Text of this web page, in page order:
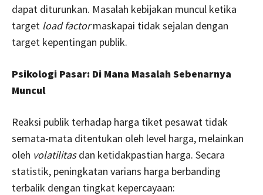
dapat diturunkan. Masalah kebijakan muncul ketika
target load factormaskapai tidak sejalan dengan
target kepentingan publik.
Psikologi Pasar: Di Mana Masalah Sebenarnya
Muncul
Reaksi publik terhadap harga tiket pesawat tidak
semata-mata ditentukan oleh level harga, melainkan
oleh volatilitasdan ketidakpastian harga. Secara
statistik, peningkatan varians harga berbanding
terbalik dengan tingkat kepercayaan: